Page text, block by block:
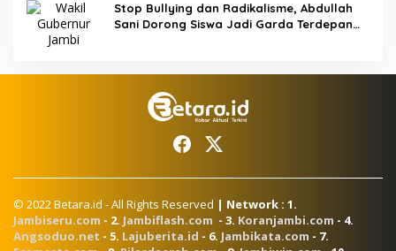
Stop Bullying dan Radikalisme, Abdullah
Sani Dorong Siswa Jadi Garda Terdepan
© 2022 Betara.id - All Rights Reserved | Network : 1.
Jambiseru.com - 2. Jambiflash.com - 3. Koranjambi.com - 4.
Angsoduo.net - 5. Lajuberita.id - 6. Jambikata.com - 7.